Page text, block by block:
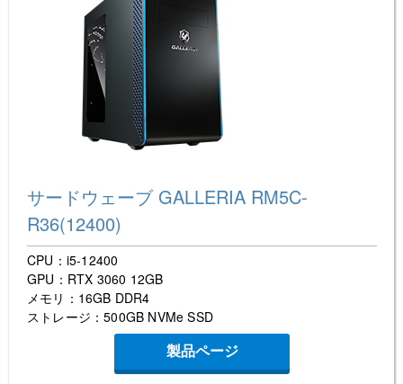
サードウェーブ GALLERIA RM5C-
R36(12400)
CPU：i5-12400
GPU：RTX 3060 12GB
メモリ：16GB DDR4
ストレージ：500GB NVMe SSD
製品ページ